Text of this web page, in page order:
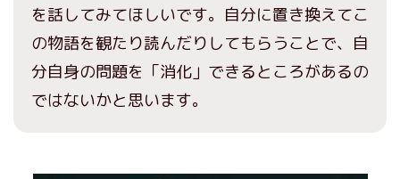
を話してみてほしいです。自分に置き換えてこ
の物語を観たり読んだりしてもらうことで、自
分自身の問題を「消化」できるところがあるの
ではないかと思います。